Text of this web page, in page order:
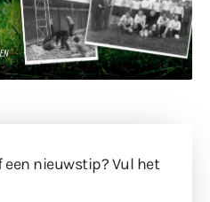
een nieuwstip? Vul het